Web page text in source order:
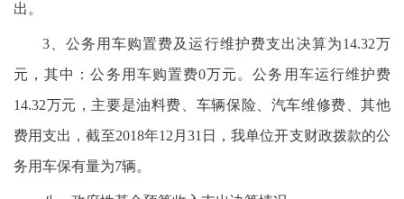
出。
3、公务用车购置费及运行维护费支出决算为14.32万
元，其中：公务用车购置费0万元。公务用车运行维护费
14.32万元，主要是油料费、车辆保险、汽车维修费、其他
费用支出，截至2018年12月31日，我单位开支财政拨款的公
务用车保有量为7辆。